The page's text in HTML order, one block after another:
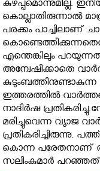
കുഴപ്പമൊന്നുമില്ല.
കൊല്ലാതിരുന്നാൽ
പരക്കം പാച്ചിലാണ്
എന്തെങ്കിലും
അന്വേഷിക്കാതെ
ഇത്തരത്തില്‍
നാദിര്‍ഷ
മരിച്ചുവെന്ന വ്യാജ
പ്രതികരിച്ചിരുന്നു.
കൊന്ന പരേതനാണ്
സലിംകുമാര്‍